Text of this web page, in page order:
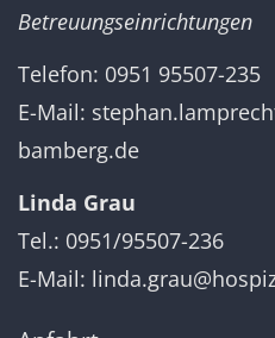
Betreuungseinrichtungen
Telefon: 0951 95507-235
E-Mail:
bamberg.de
Linda Grau
Tel.: 0951/95507-236
E-Mail: